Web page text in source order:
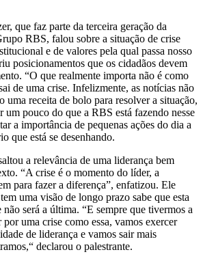
que faz parte da terceira geração da
RBS, falou sobre a situação de crise
e de valores pela qual passa nosso
posicionamentos que os cidadãos devem
“O que realmente importa não é como
de uma crise. Infelizmente, as notícias não
uma receita de bolo para resolver a situação,
um pouco do que a RBS está fazendo nesse
a importância de pequenas ações do dia a
que está se desenhando.
a relevância de uma liderança bem
“A crise é o momento do líder, a
para fazer a diferença”, enfatizou. Ele
uma visão de longo prazo sabe que esta
será a última. “E sempre que tivermos a
por uma crise como essa, vamos exercer
de liderança e vamos sair mais
declarou o palestrante.